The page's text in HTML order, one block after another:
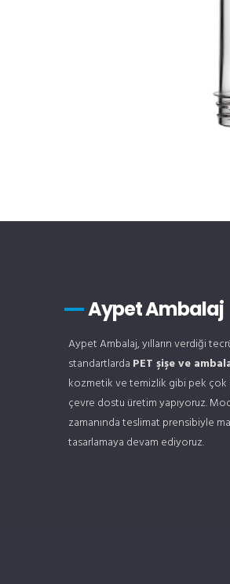
Aypet Ambalaj
Aypet Ambalaj, yılların verdiği
standartlarda PET şişe ve
kozmetik ve temizlik gibi pek çok
çevre dostu üretim yapıyoruz.
zamanında teslimat prensibiyle
tasarlamaya devam ediyoruz.